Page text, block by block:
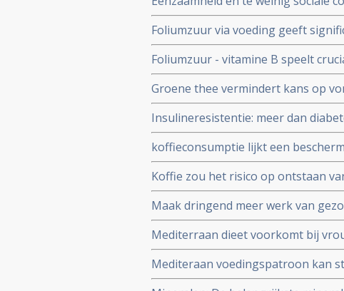
alle oorzaken bij mensen met
Foliumzuur via voeding geeft
borstkanker bij vrouwen in leeftijd
Foliumzuur - vitamine B speelt
gerelateerd zijn aan risico op
Groene thee vermindert kans op
procent bij oudere Chinese
Insulineresistentie: meer dan
Nederlandse bevolking een vorm
koffieconsumptie lijkt een
en achteruitgang in cognitieve
Koffie zou het risico op ontstaan
verminderen bewijst een
Maak dringend meer werk van
schrijft de Sociaal Economische
Mediterraan dieet voorkomt bij
chronische ziektes en geeft veel
Mediteraan voedingspatroon kan
vergelijking met westers dieet.